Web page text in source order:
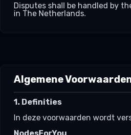
Disputes shall be handled by
in The Netherlands.
Algemene
1. Definities
In deze voorwaarden wordt